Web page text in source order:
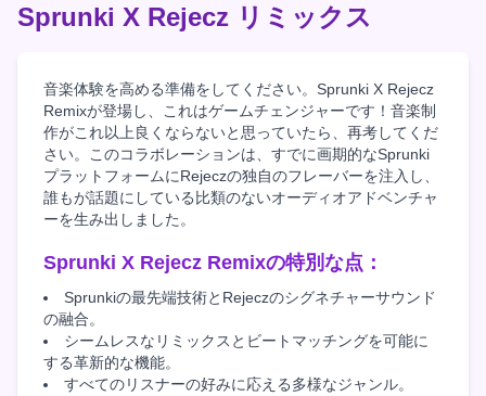
Sprunki X Rejecz リミックス
音楽体験を高める準備をしてください。Sprunki X Rejecz
Remixが登場し、これはゲームチェンジャーです！音楽制
作がこれ以上良くならないと思っていたら、再考してくだ
さい。このコラボレーションは、すでに画期的なSprunki
プラットフォームにRejeczの独自のフレーバーを注入し、
誰もが話題にしている比類のないオーディオアドベンチャ
ーを生み出しました。
Sprunki X Rejecz Remixの特別な点：
Sprunkiの最先端技術とRejeczのシグネチャーサウンド
の融合。
シームレスなリミックスとビートマッチングを可能に
する革新的な機能。
すべてのリスナーの好みに応える多様なジャンル。